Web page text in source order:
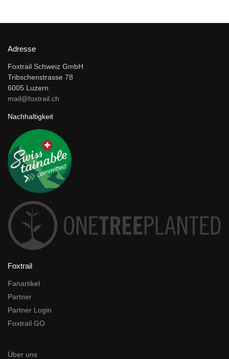
Adresse
Foxtrail Schweiz GmbH
Tribschenstrasse 78
6005 Luzern
mail@foxtrail.ch
Nachhaltigkeit
Foxtrail
Fanartikel
Partner
Partner Login
Foxtrail GO
Über uns